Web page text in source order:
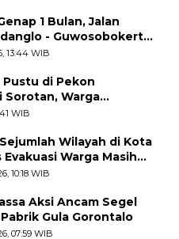
1 Bulan, Jalan
- Guwosobokerto
13:44 WIB
di Pekon
Sorotan, Warga
Terbengkalai dan
WIB
Wilayah di Kota
Warga Masih
10:18 WIB
Aksi Ancam Segel
Gula Gorontalo
07:59 WIB